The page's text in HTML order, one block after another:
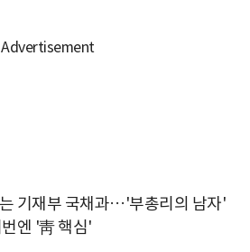
기재부 국채과…'부총리의 남자'
엔 '靑 핵심'